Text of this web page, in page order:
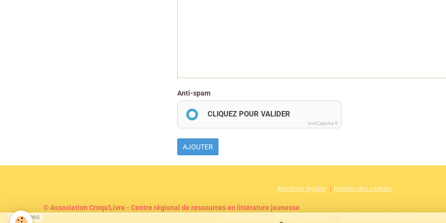
Anti-spam
CLIQUEZ POUR VALIDER
IconCaptcha ©
AJOUTER
Mentions légales Gestion des cookies
© Association Croqu'Livre - Centre régional de ressources en littérature jeunesse
SPONSORS